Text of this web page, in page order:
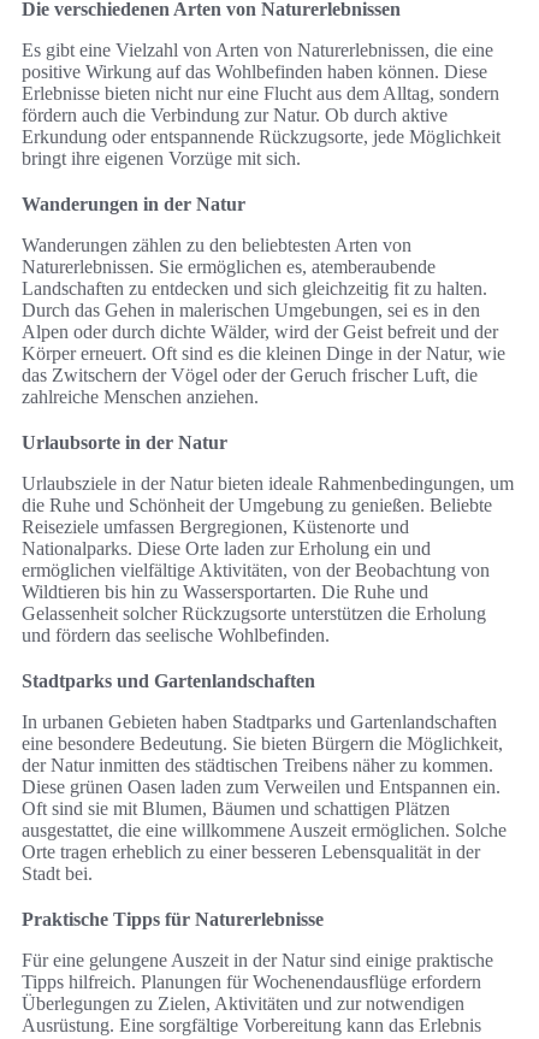
Die verschiedenen Arten von Naturerlebnissen
Es gibt eine Vielzahl von Arten von Naturerlebnissen, die eine
positive Wirkung auf das Wohlbefinden haben können. Diese
Erlebnisse bieten nicht nur eine Flucht aus dem Alltag, sondern
fördern auch die Verbindung zur Natur. Ob durch aktive
Erkundung oder entspannende Rückzugsorte, jede Möglichkeit
bringt ihre eigenen Vorzüge mit sich.
Wanderungen in der Natur
Wanderungen zählen zu den beliebtesten Arten von
Naturerlebnissen. Sie ermöglichen es, atemberaubende
Landschaften zu entdecken und sich gleichzeitig fit zu halten.
Durch das Gehen in malerischen Umgebungen, sei es in den
Alpen oder durch dichte Wälder, wird der Geist befreit und der
Körper erneuert. Oft sind es die kleinen Dinge in der Natur, wie
das Zwitschern der Vögel oder der Geruch frischer Luft, die
zahlreiche Menschen anziehen.
Urlaubsorte in der Natur
Urlaubsziele in der Natur bieten ideale Rahmenbedingungen, um
die Ruhe und Schönheit der Umgebung zu genießen. Beliebte
Reiseziele umfassen Bergregionen, Küstenorte und
Nationalparks. Diese Orte laden zur Erholung ein und
ermöglichen vielfältige Aktivitäten, von der Beobachtung von
Wildtieren bis hin zu Wassersportarten. Die Ruhe und
Gelassenheit solcher Rückzugsorte unterstützen die Erholung
und fördern das seelische Wohlbefinden.
Stadtparks und Gartenlandschaften
In urbanen Gebieten haben Stadtparks und Gartenlandschaften
eine besondere Bedeutung. Sie bieten Bürgern die Möglichkeit,
der Natur inmitten des städtischen Treibens näher zu kommen.
Diese grünen Oasen laden zum Verweilen und Entspannen ein.
Oft sind sie mit Blumen, Bäumen und schattigen Plätzen
ausgestattet, die eine willkommene Auszeit ermöglichen. Solche
Orte tragen erheblich zu einer besseren Lebensqualität in der
Stadt bei.
Praktische Tipps für Naturerlebnisse
Für eine gelungene Auszeit in der Natur sind einige praktische
Tipps hilfreich. Planungen für Wochenendausflüge erfordern
Überlegungen zu Zielen, Aktivitäten und zur notwendigen
Ausrüstung. Eine sorgfältige Vorbereitung kann das Erlebnis